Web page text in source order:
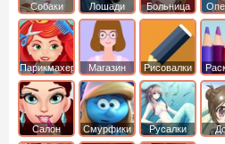
Собаки Лошади Больница
Парикмахер Магазин Рисовалки
Салон Смурфики Русалки